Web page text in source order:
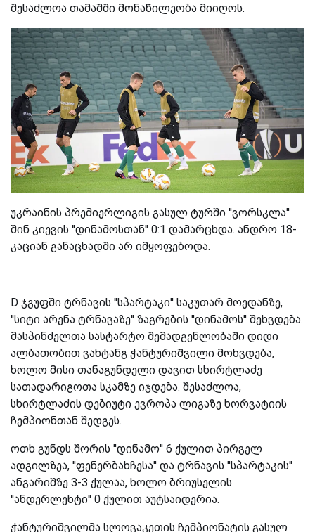
შესაძლოა თამაშში მონაწილეობა მიიღოს.
უკრაინის პრემიერლიგის გასულ ტურში ''ვორსკლა''
შინ კიევის ''დინამოსთან'' 0:1 დამარცხდა. ანდრო 18-
კაციან განაცხადში არ იმყოფებოდა.
D ჯგუფში ტრნავის ''სპარტაკი'' საკუთარ მოედანზე,
''სიტი არენა ტრნავაზე'' ზაგრების ''დინამოს'' შეხვდება.
მასპინძელთა სასტარტო შემადგენლობაში დიდი
ალბათობით ვახტანგ ჭანტურიშვილი მოხვდება,
ხოლო მისი თანაგუნდელი დავით სხირტლაძე
სათადარიგოთა სკამზე იჯდება. შესაძლოა,
სხირტლაძის დებიუტი ევროპა ლიგაზე ხორვატიის
ჩემპიონთან შედგეს.
ოთხ გუნდს შორის ''დინამო'' 6 ქულით პირველ
ადგილზეა, ''ფენერბახჩესა'' და ტრნავის ''სპარტაკის''
ანგარიშზე 3-3 ქულაა, ხოლო ბრიუსელის
''ანდერლეხტი'' 0 ქულით აუტსაიდერია.
ჭანტურიშვილმა სლოვაკეთის ჩემპიონატის გასულ